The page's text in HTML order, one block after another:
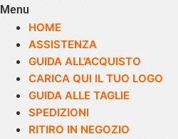
Menu
HOME
ASSISTENZA
GUIDA ALL’ACQUISTO
CARICA QUI IL TUO LOGO
GUIDA ALLE TAGLIE
SPEDIZIONI
RITIRO IN NEGOZIO